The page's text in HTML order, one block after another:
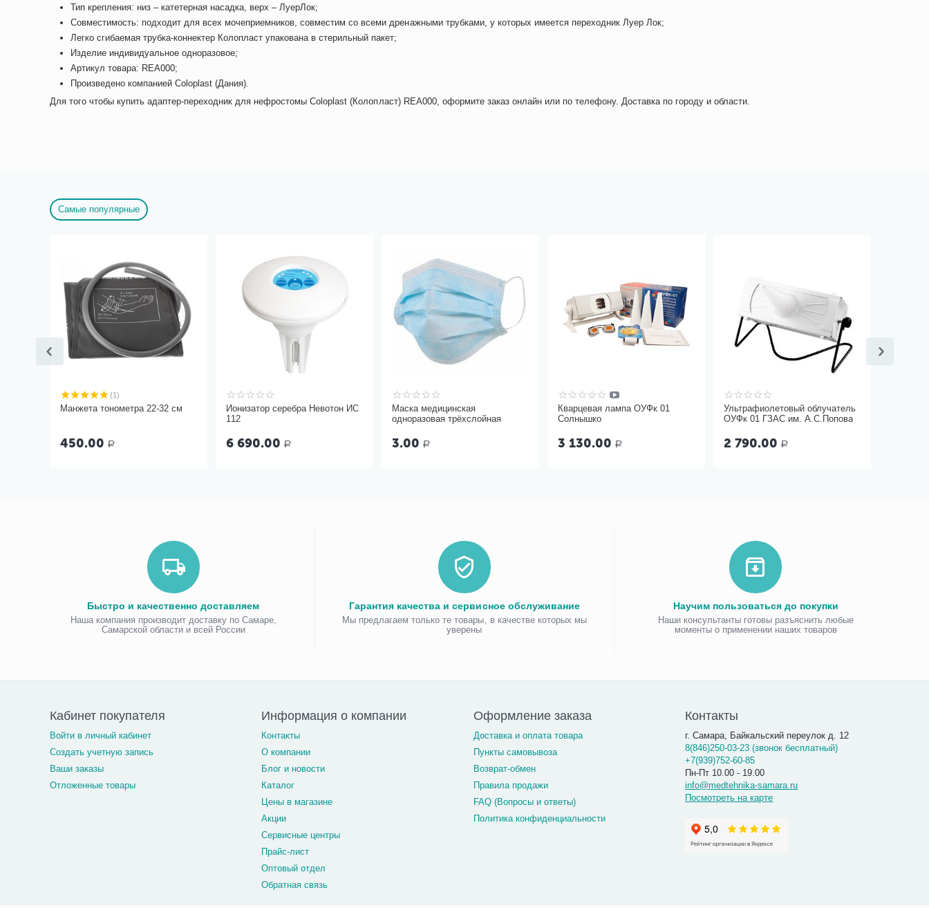
Тип крепления: низ – катетерная насадка, верх – ЛуерЛок;
Совместимость: подходит для всех мочеприемников, совместим со всеми дренажными трубками, у которых имеется переходник Луер Лок;
Легко сгибаемая трубка-коннектер Колопласт упакована в стерильный пакет;
Изделие индивидуальное одноразовое;
Артикул товара: REA000;
Произведено компанией Coloplast (Дания).
Для того чтобы купить адаптер-переходник для нефростомы Coloplast (Колопласт) REA000, оформите заказ онлайн или по телефону. Доставка по городу и области.
Самые популярные
(1)
Манжета тонометра 22-32 см
450.00 Р
Ионизатор серебра Невотон ИС
112
6 690.00 Р
Маска медицинская
одноразовая трёхслойная
3.00 Р
Кварцевая лампа ОУФк 01
Солнышко
3 130.00 Р
Ультрафиолетовый облучатель
ОУФк 01 ГЗАС им. А.С.Попова
2 790.00 Р
Быстро и качественно доставляем
Наша компания производит доставку по Самаре,
Самарской области и всей России
Гарантия качества и сервисное обслуживание
Мы предлагаем только те товары, в качестве которых мы
уверены
Научим пользоваться до покупки
Наши консультанты готовы разъяснить любые
моменты о применении наших товаров
Кабинет покупателя
Войти в личный кабинет
Создать учетную запись
Ваши заказы
Отложенные товары
Информация о компании
Контакты
О компании
Блог и новости
Каталог
Цены в магазине
Акции
Сервисные центры
Прайс-лист
Оптовый отдел
Обратная связь
Оформление заказа
Доставка и оплата товара
Пункты самовывоза
Возврат-обмен
Правила продажи
FAQ (Вопросы и ответы)
Политика конфиденциальности
Контакты
г. Самара, Байкальский переулок д. 12
8(846)250-03-23 (звонок бесплатный)
+7(939)752-60-85
Пн-Пт 10.00 - 19.00
info@medtehnika-samara.ru
Посмотреть на карте